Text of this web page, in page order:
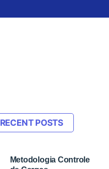
RECENT POSTS
Metodologia Controle